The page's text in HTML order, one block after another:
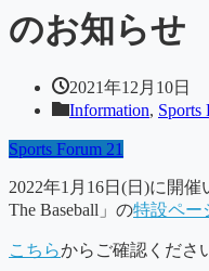
のお知らせ
2021年12月10日
Information, Sports
Sports Forum 21
2022年1月16日(日)に開催
The Baseball」の特設ペー
こちらからご確認くださ